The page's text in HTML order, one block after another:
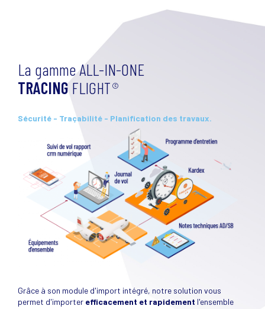
La gamme ALL-IN-ONE
TRACINGFLIGHT ©
Sécurité - Traçabilité - Planification des travaux.
Grâce à son module d'import intégré, notre solution vous
permet d'importer efficacement et rapidement l'ensemble